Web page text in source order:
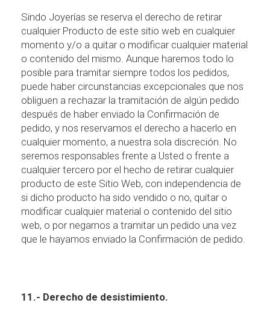
Sindo Joyerías se reserva el derecho de retirar
cualquier Producto de este sitio web en cualquier
momento y/o a quitar o modificar cualquier material
o contenido del mismo. Aunque haremos todo lo
posible para tramitar siempre todos los pedidos,
puede haber circunstancias excepcionales que nos
obliguen a rechazar la tramitación de algún pedido
después de haber enviado la Confirmación de
pedido, y nos reservamos el derecho a hacerlo en
cualquier momento, a nuestra sola discreción. No
seremos responsables frente a Usted o frente a
cualquier tercero por el hecho de retirar cualquier
producto de este Sitio Web, con independencia de
si dicho producto ha sido vendido o no, quitar o
modificar cualquier material o contenido del sitio
web, o por negarnos a tramitar un pedido una vez
que le hayamos enviado la Confirmación de pedido.
11.- Derecho de desistimiento.